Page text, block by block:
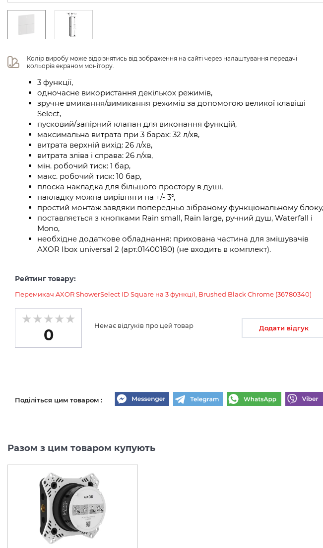
Колір виробу може відрізнятись від зображення на сайті через налаштування передачі
кольорів екраном монітору.
3 функції,
одночасне використання декількох режимів,
зручне вмикання/вимикання режимів за допомогою великої клавіші
Select,
пусковий/запірний клапан для виконання функцій,
максимальна витрата при 3 барах: 32 л/хв,
витрата верхній вихід: 26 л/хв,
витрата зліва і справа: 26 л/хв,
мін. робочий тиск: 1 бар,
макс. робочий тиск: 10 бар,
плоска накладка для більшого простору в душі,
накладку можна вирівняти на +/- 3°,
простий монтаж завдяки попередньо зібраному функціональному блоку,
поставляється з кнопками Rain small, Rain large, ручний душ, Waterfall і
Mono,
необхідне додаткове обладнання: прихована частина для змішувачів
AXOR Ibox universal 2 (арт.01400180) (не входить в комплект).
Рейтинг товару:
Перемикач AXOR ShowerSelect ID Square на 3 функції, Brushed Black Chrome (36780340)
0
Немає відгуків про цей товар Додати відгук
Поділіться цим товаром :
Разом з цим товаром купують